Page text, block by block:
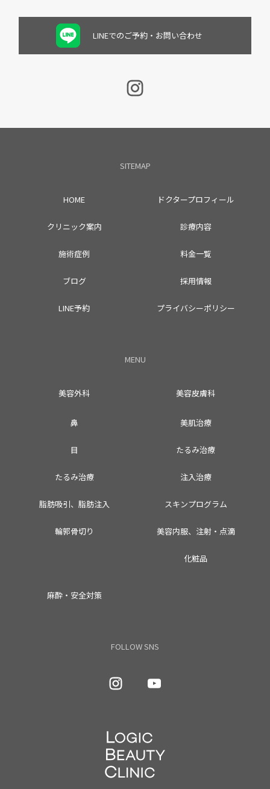
LINEでのご予約・お問い合わせ
SITEMAP
HOME ドクタープロフィール
クリニック案内 診療内容
施術症例 料金一覧
ブログ 採用情報
LINE予約 プライバシーポリシー
MENU
美容外科
鼻
目
たるみ治療
脂肪吸引、脂肪注入
輪郭骨切り
美容皮膚科
美肌治療
たるみ治療
注入治療
スキンプログラム
美容内服、注射・点滴
化粧品
麻酔・安全対策
FOLLOW SNS